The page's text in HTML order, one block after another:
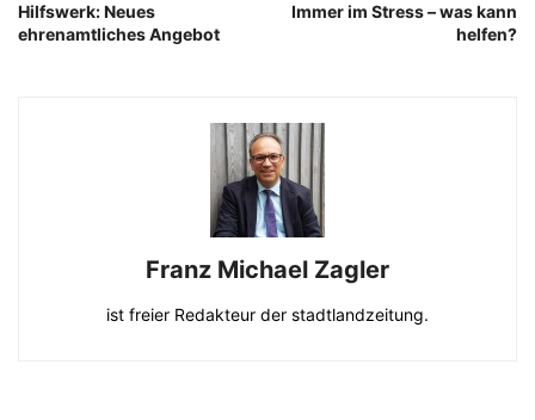
Hilfswerk: Neues
ehrenamtliches Angebot
Immer im Stress – was kann
helfen?
Franz Michael Zagler
ist freier Redakteur der stadtlandzeitung.